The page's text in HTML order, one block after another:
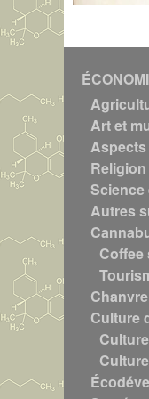
Art et
Science
Autres
Coffee
Culture